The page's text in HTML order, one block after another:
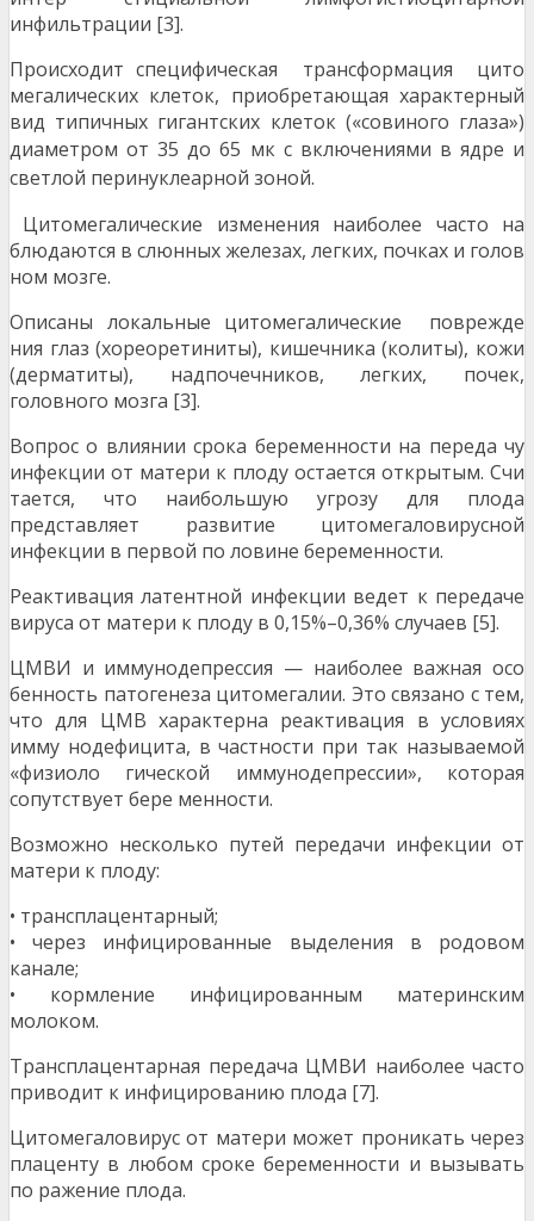
инфильтрации [3].
Происходит специфическая трансформация цито
мегалических клеток, приобретающая характерный
вид типичных гигантских клеток («совиного глаза»)
диаметром от 35 до 65 мк с включениями в ядре и
светлой перинуклеарной зоной.
Цитомегалические изменения наиболее часто на
блюдаются в слюнных железах, легких, почках и голов
ном мозге.
Описаны локальные цитомегалические поврежде
ния глаз (хореоретиниты), кишечника (колиты), кожи
(дерматиты), надпочечников, легких, почек,
головного мозга [3].
Вопрос о влиянии срока беременности на переда чу
инфекции от матери к плоду остается открытым. Счи
тается, что наибольшую угрозу для плода
представляет развитие цитомегаловирусной
инфекции в первой по ловине беременности.
Реактивация латентной инфекции ведет к передаче
вируса от матери к плоду в 0,15%–0,36% случаев [5].
ЦМВИ и иммунодепрессия — наиболее важная осо
бенность патогенеза цитомегалии. Это связано с тем,
что для ЦМВ характерна реактивация в условиях
имму нодефицита, в частности при так называемой
«физиоло гической иммунодепрессии», которая
сопутствует бере менности.
Возможно несколько путей передачи инфекции от
матери к плоду:
• трансплацентарный;
• через инфицированные выделения в родовом
канале;
• кормление инфицированным материнским
молоком.
Трансплацентарная передача ЦМВИ наиболее часто
приводит к инфицированию плода [7].
Цитомегаловирус от матери может проникать через
плаценту в любом сроке беременности и вызывать
по ражение плода.